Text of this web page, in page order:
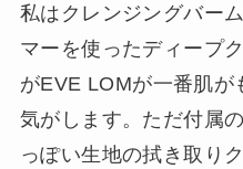
私はクレンジングバー
マーを使ったディープ
がEVE LOMが一番肌が
気がします。ただ付属
っぽい生地の拭き取り